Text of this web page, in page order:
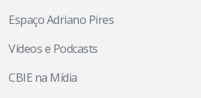
Espaço Adriano Pires
Vídeos e Podcasts
CBIE na Mídia